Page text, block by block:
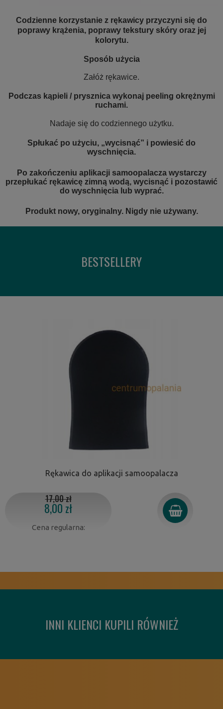
Codzienne korzystanie z rękawicy przyczyni się do
poprawy krążenia, poprawy tekstury skóry oraz jej
kolorytu.
Sposób użycia
Załóż rękawice.
Podczas kąpieli / prysznica wykonaj peeling okrężnymi
ruchami.
Nadaje się do codziennego użytku.
Spłukać po użyciu, „wycisnąć” i powiesić do
wyschnięcia.
Po zakończeniu aplikacji samoopalacza wystarczy
przepłukać rękawicę zimną wodą, wycisnąć i pozostawić
do wyschnięcia lub wyprać.
Produkt nowy, oryginalny. Nigdy nie używany.
BESTSELLERY
Rękawica do aplikacji samoopalacza
8,00 zł
Cena regularna:
17,00 zł
INNI KLIENCI KUPILI RÓWNIEŻ